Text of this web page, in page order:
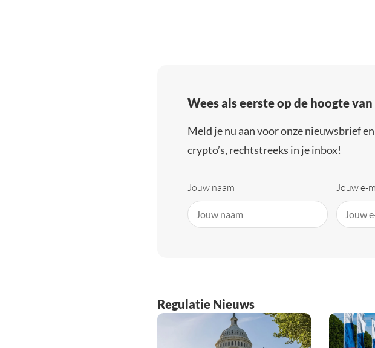
Wees als eerste op de hoogte
Meld je nu aan voor onze nieuwsbrief
crypto’s, rechtstreeks in je inbox!
Jouw naam Jouw e-
Regulatie Nieuws